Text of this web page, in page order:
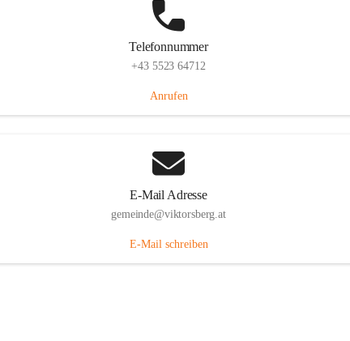
Telefonnummer
+43 5523 64712
Anrufen
E-Mail Adresse
gemeinde@viktorsberg.at
E-Mail schreiben